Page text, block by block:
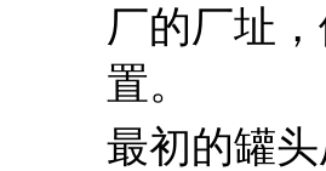
厂的厂址
置。
最初的罐